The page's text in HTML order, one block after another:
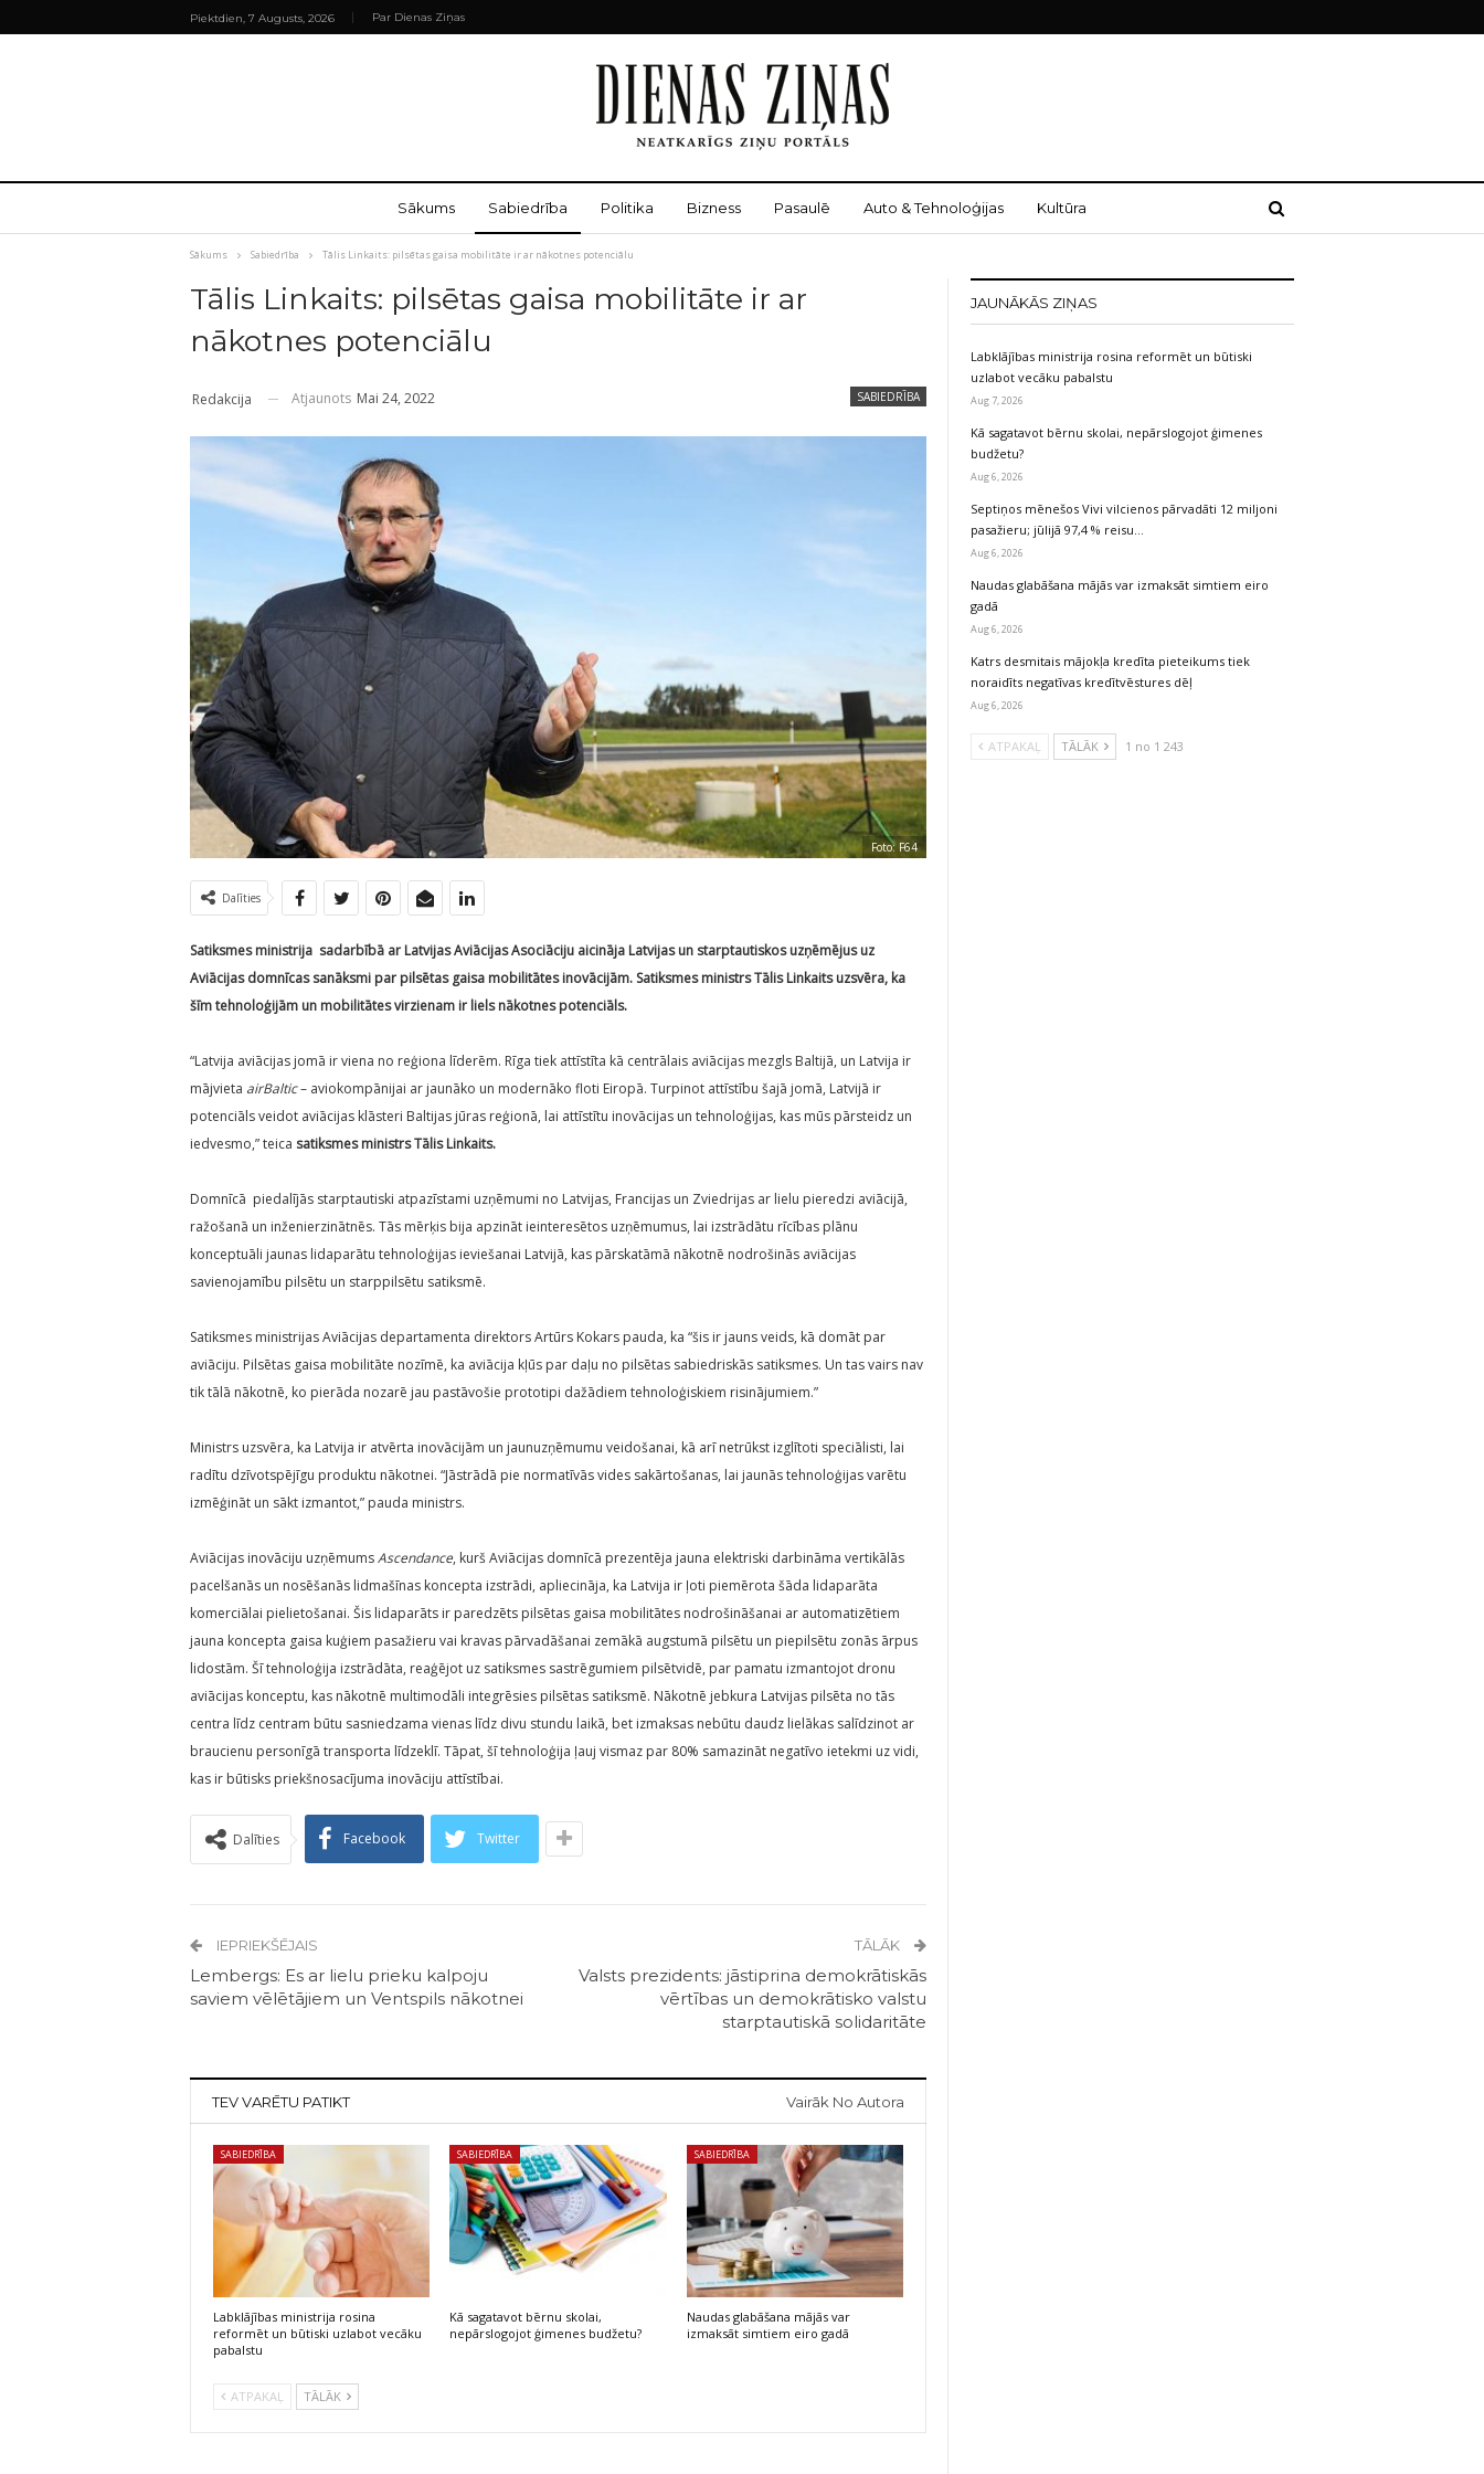
Piektdien, 7 Augusts, 2026 Par Dienas Ziņas
Sākums Sabiedrība Politika Bizness Pasaulē Auto & Tehnoloģijas Kultūra
Sākums Sabiedrība Tālis Linkaits: pilsētas gaisa mobilitāte ir ar nākotnes potenciālu
Tālis Linkaits: pilsētas gaisa mobilitāte ir ar
nākotnes potenciālu
SABIEDRĪBA
Redakcija Atjaunots Mai 24, 2022
Foto: F64
Dalīties
Satiksmes ministrija sadarbībā ar Latvijas Aviācijas Asociāciju aicināja Latvijas un starptautiskos uzņēmējus uz
Aviācijas domnīcas sanāksmi par pilsētas gaisa mobilitātes inovācijām. Satiksmes ministrs Tālis Linkaits uzsvēra, ka
šīm tehnoloģijām un mobilitātes virzienam ir liels nākotnes potenciāls.
“Latvija aviācijas jomā ir viena no reģiona līderēm. Rīga tiek attīstīta kā centrālais aviācijas mezgls Baltijā, un Latvija ir
mājvieta airBaltic– aviokompānijai ar jaunāko un modernāko floti Eiropā. Turpinot attīstību šajā jomā, Latvijā ir
potenciāls veidot aviācijas klāsteri Baltijas jūras reģionā, lai attīstītu inovācijas un tehnoloģijas, kas mūs pārsteidz un
iedvesmo,” teica satiksmes ministrs Tālis Linkaits.
Domnīcā piedalījās starptautiski atpazīstami uzņēmumi no Latvijas, Francijas un Zviedrijas ar lielu pieredzi aviācijā,
ražošanā un inženierzinātnēs. Tās mērķis bija apzināt ieinteresētos uzņēmumus, lai izstrādātu rīcības plānu
konceptuāli jaunas lidaparātu tehnoloģijas ieviešanai Latvijā, kas pārskatāmā nākotnē nodrošinās aviācijas
savienojamību pilsētu un starppilsētu satiksmē.
Satiksmes ministrijas Aviācijas departamenta direktors Artūrs Kokars pauda, ka “šis ir jauns veids, kā domāt par
aviāciju. Pilsētas gaisa mobilitāte nozīmē, ka aviācija kļūs par daļu no pilsētas sabiedriskās satiksmes. Un tas vairs nav
tik tālā nākotnē, ko pierāda nozarē jau pastāvošie prototipi dažādiem tehnoloģiskiem risinājumiem.”
Ministrs uzsvēra, ka Latvija ir atvērta inovācijām un jaunuzņēmumu veidošanai, kā arī netrūkst izglītoti speciālisti, lai
radītu dzīvotspējīgu produktu nākotnei. “Jāstrādā pie normatīvās vides sakārtošanas, lai jaunās tehnoloģijas varētu
izmēģināt un sākt izmantot,” pauda ministrs.
Aviācijas inovāciju uzņēmumsAscendance, kurš Aviācijas domnīcā prezentēja jauna elektriski darbināma vertikālās
pacelšanās un nosēšanās lidmašīnas koncepta izstrādi, apliecināja, ka Latvija ir ļoti piemērota šāda lidaparāta
komerciālai pielietošanai. Šis lidaparāts ir paredzēts pilsētas gaisa mobilitātes nodrošināšanai ar automatizētiem
jauna koncepta gaisa kuģiem pasažieru vai kravas pārvadāšanai zemākā augstumā pilsētu un piepilsētu zonās ārpus
lidostām. Šī tehnoloģija izstrādāta, reaģējot uz satiksmes sastrēgumiem pilsētvidē, par pamatu izmantojot dronu
aviācijas konceptu, kas nākotnē multimodāli integrēsies pilsētas satiksmē. Nākotnē jebkura Latvijas pilsēta no tās
centra līdz centram būtu sasniedzama vienas līdz divu stundu laikā, bet izmaksas nebūtu daudz lielākas salīdzinot ar
braucienu personīgā transporta līdzeklī. Tāpat, šī tehnoloģija ļauj vismaz par 80% samazināt negatīvo ietekmi uz vidi,
kas ir būtisks priekšnosacījuma inovāciju attīstībai.
Dalīties Facebook Twitter
IEPRIEKŠĒJAIS
Lembergs: Es ar lielu prieku kalpoju
saviem vēlētājiem un Ventspils nākotnei
TĀLĀK
Valsts prezidents: jāstiprina demokrātiskās
vērtības un demokrātisko valstu
starptautiskā solidaritāte
TEV VARĒTU PATIKT Vairāk No Autora
SABIEDRĪBA
Labklājības ministrija rosina
reformēt un būtiski uzlabot vecāku
pabalstu
SABIEDRĪBA
Kā sagatavot bērnu skolai,
nepārslogojot ģimenes budžetu?
SABIEDRĪBA
Naudas glabāšana mājās var
izmaksāt simtiem eiro gadā
ATPAKAĻ TĀLĀK
JAUNĀKĀS ZIŅAS
Labklājības ministrija rosina reformēt un būtiski
uzlabot vecāku pabalstu
Aug 7, 2026
Kā sagatavot bērnu skolai, nepārslogojot ģimenes
budžetu?
Aug 6, 2026
Septiņos mēnešos Vivi vilcienos pārvadāti 12 miljoni
pasažieru; jūlijā 97,4 % reisu…
Aug 6, 2026
Naudas glabāšana mājās var izmaksāt simtiem eiro
gadā
Aug 6, 2026
Katrs desmitais mājokļa kredīta pieteikums tiek
noraidīts negatīvas kredītvēstures dēļ
Aug 6, 2026
ATPAKAĻ TĀLĀK 1 no 1 243